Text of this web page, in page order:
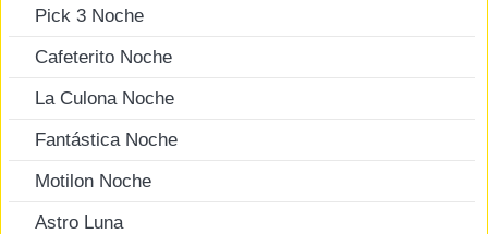
Pick 3 Noche
Cafeterito Noche
La Culona Noche
Fantástica Noche
Motilon Noche
Astro Luna